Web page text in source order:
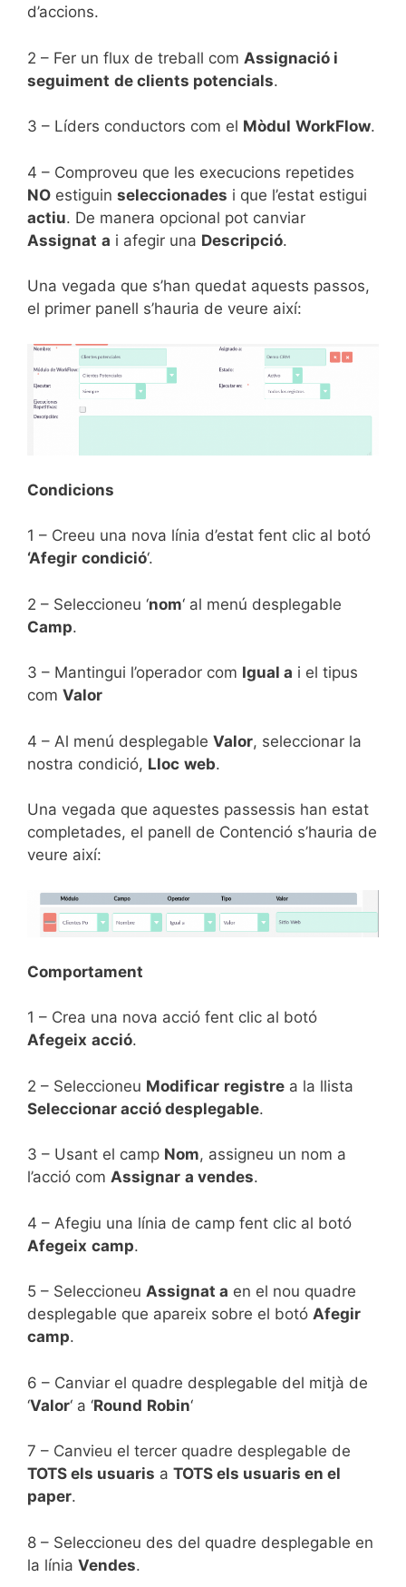
d’accions.
2 – Fer un flux de treball com Assignació i
seguiment de clients potencials.
3 – Líders conductors com el Mòdul WorkFlow.
4 – Comproveu que les execucions repetides
NO estiguin seleccionades i que l’estat estigui
actiu. De manera opcional pot canviar
Assignat a i afegir una Descripció.
Una vegada que s’han quedat aquests passos,
el primer panell s’hauria de veure així:
Condicions
1 – Creeu una nova línia d’estat fent clic al botó
‘Afegir condició‘.
2 – Seleccioneu ‘nom‘ al menú desplegable
Camp.
3 – Mantingui l’operador com Igual a i el tipus
com Valor
4 – Al menú desplegable Valor, seleccionar la
nostra condició, Lloc web.
Una vegada que aquestes passessis han estat
completades, el panell de Contenció s’hauria de
veure així:
Comportament
1 – Crea una nova acció fent clic al botó
Afegeix acció.
2 – Seleccioneu Modificar registre a la llista
Seleccionar acció desplegable.
3 – Usant el camp Nom, assigneu un nom a
l’acció com Assignar a vendes.
4 – Afegiu una línia de camp fent clic al botó
Afegeix camp.
5 – Seleccioneu Assignat a en el nou quadre
desplegable que apareix sobre el botó Afegir
camp.
6 – Canviar el quadre desplegable del mitjà de
‘Valor‘ a ‘Round Robin‘
7 – Canvieu el tercer quadre desplegable de
TOTS els usuaris a TOTS els usuaris en el
paper.
8 – Seleccioneu des del quadre desplegable en
la línia Vendes.